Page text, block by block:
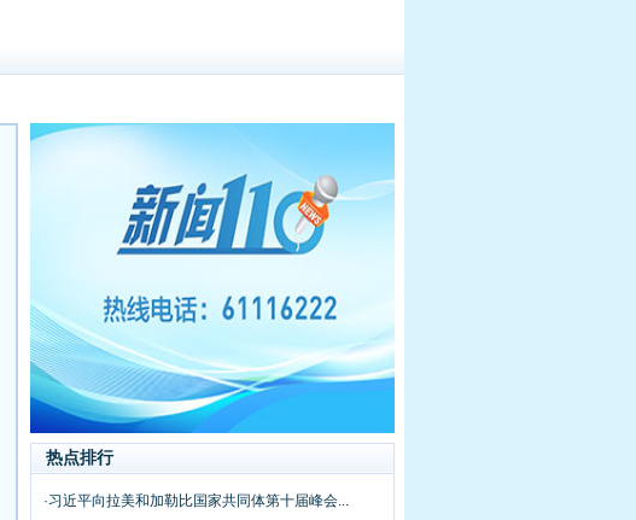
热点排行
·习近平向拉美和加勒比国家共同体第十届峰会...